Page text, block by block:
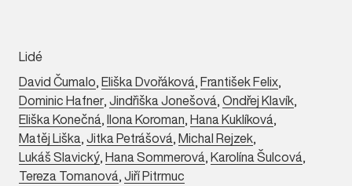
Lidé
David Čumalo,Eliška Dvořáková,František Felix,
Dominic Hafner,Jindřiška Jonešová,Ondřej Klavík,
Eliška Konečná,Ilona Koroman,Hana Kuklíková,
Matěj Liška,Jitka Petrášová,Michal Rejzek,
Lukáš Slavický,Hana Sommerová,Karolína Šulcová,
Tereza Tomanová,Jiří Pitrmuc